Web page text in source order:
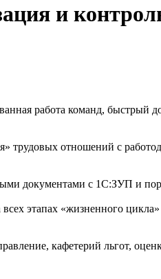
и
работа команд, быстрый
трудовых отношений с
документами с 1С:ЗУП и
этапах «жизненного
кафетерий льгот,